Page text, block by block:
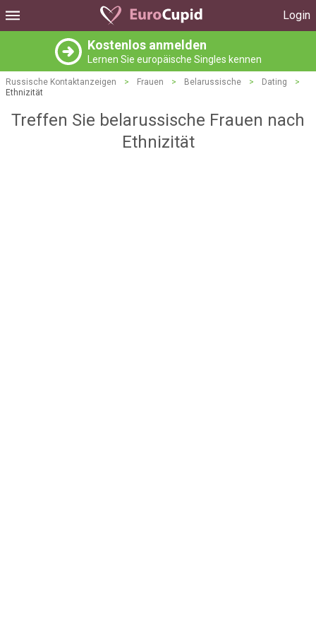
Login
Kostenlos anmelden
Lernen Sie europäische Singles kennen
Russische Kontaktanzeigen > Frauen > Belarussische > Dating
>
Ethnizität
Treffen Sie belarussische Frauen nach
Ethnizität